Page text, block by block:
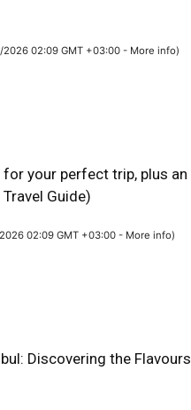
2026 02:09 GMT +03:00 - More info)
your perfect trip, plus an
Guide)
02:09 GMT +03:00 - More info)
Discovering the Flavours